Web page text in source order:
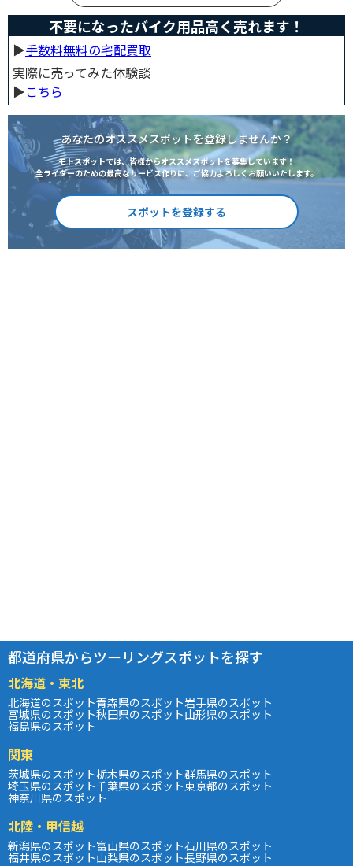
不要になったバイク用品高く売れます！
▶︎手数料無料の宅配買取
実際に売ってみた体験談
▶︎こちら
あなたのオススメスポットを登録しませんか？
モトスポットでは、皆様からオススメスポットを募集しています！
全ライダーのための最高なサービス作りに、ご協力よろしくお願いいたします。
スポットを登録する
都道府県からツーリングスポットを探す
北海道・東北
北海道のスポット青森県のスポット岩手県のスポット
宮城県のスポット秋田県のスポット山形県のスポット
福島県のスポット
関東
茨城県のスポット栃木県のスポット群馬県のスポット
埼玉県のスポット千葉県のスポット東京都のスポット
神奈川県のスポット
北陸・甲信越
新潟県のスポット富山県のスポット石川県のスポット
福井県のスポット山梨県のスポット長野県のスポット